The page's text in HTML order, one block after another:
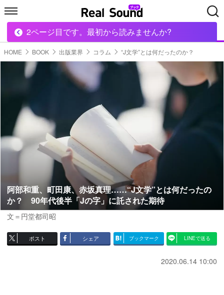
HOME MUSIC MOVIE TECH
HOME BOOK 出版業界 コラム “J文学”とは何だったのか？
阿部和重、町田康、赤坂真理……“J文学”とは何だったの
か？ 90年代後半「Jの字」に託された期待
文＝円堂都司昭
ポスト シェア ブックマーク LINEで送る
2020.06.14 10:00
2ページ目です。最初から読みませんか?